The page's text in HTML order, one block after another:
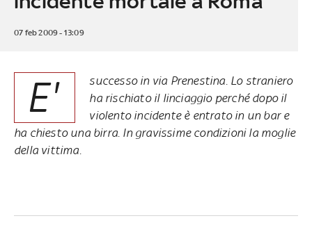
07 feb 2009 - 13:09
E'
successo in via Prenestina. Lo straniero
ha rischiato il linciaggio perché dopo il
violento incidente è entrato in un bar e
ha chiesto una birra. In gravissime condizioni la moglie
della vittima.